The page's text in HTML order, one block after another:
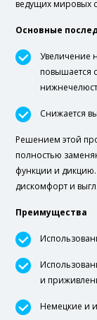
ведущих мировых
Основные
Увеличение
повышается
Снижается
Решением этой
полностью
функции и
дискомфорт и
Преимущества
и
Немецкие и